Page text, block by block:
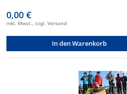
0,00 €
inkl. Mwst., zzgl. Versand
In den Warenkorb